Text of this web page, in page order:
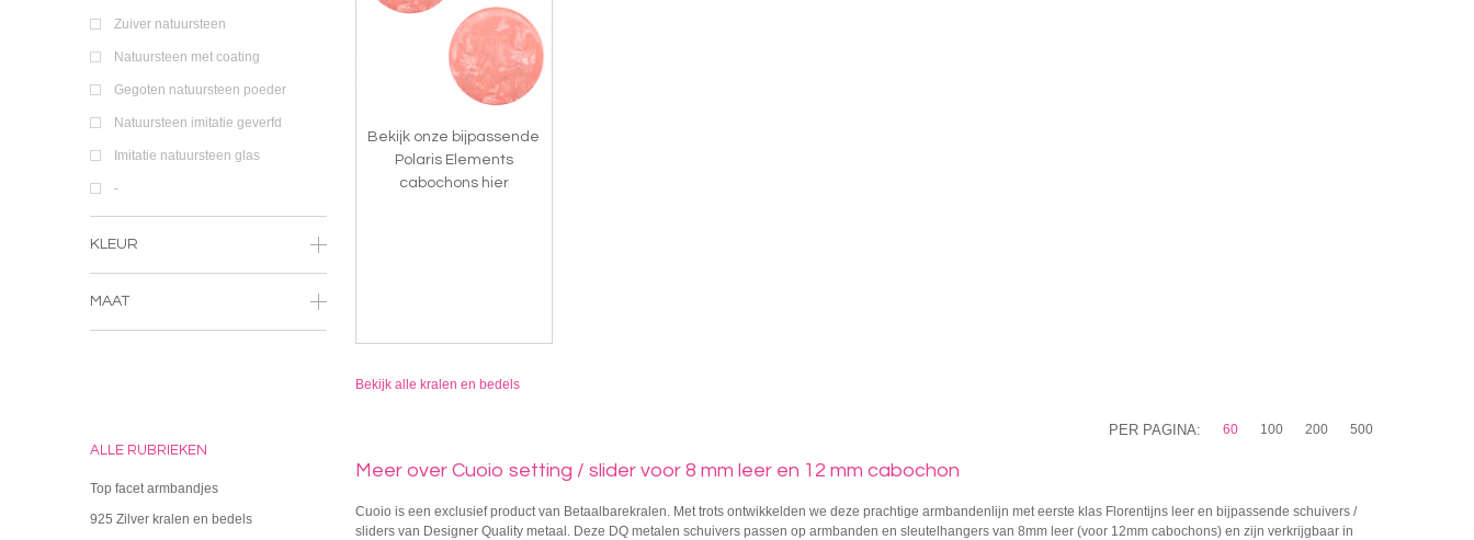
Zuiver natuursteen
Natuursteen met coating
Gegoten natuursteen poeder
Natuursteen imitatie geverfd
Imitatie natuursteen glas
-
KLEUR
MAAT
ALLE RUBRIEKEN
Top facet armbandjes
925 Zilver kralen en bedels
Bekijk onze bijpassende
Polaris Elements
cabochons hier
Bekijk alle kralen en bedels
60 100 200 500
PER PAGINA:
Meer over Cuoio setting / slider voor 8 mm leer en 12 mm cabochon
Cuoio is een exclusief product van Betaalbarekralen. Met trots ontwikkelden we deze prachtige armbandenlijn met eerste klas Florentijns leer en bijpassende schuivers /
sliders van Designer Quality metaal. Deze DQ metalen schuivers passen op armbanden en sleutelhangers van 8mm leer (voor 12mm cabochons) en zijn verkrijgbaar in